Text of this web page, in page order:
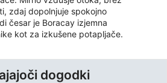
zdaj dopolnjuje spokojno
česar je Boracay izjemna
kot za izkušene potapljače.
dogodki